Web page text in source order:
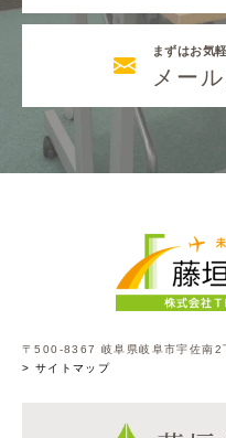
まずはお気
メー
〒500-8367 岐阜県岐阜市宇佐南2
> サイトマップ